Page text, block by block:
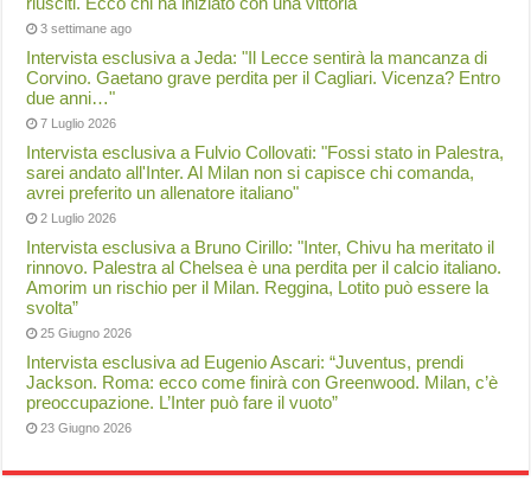
3 settimane ago
Intervista esclusiva a Jeda: "Il Lecce sentirà la mancanza di
Corvino. Gaetano grave perdita per il Cagliari. Vicenza? Entro
due anni…"
7 Luglio 2026
Intervista esclusiva a Fulvio Collovati: "Fossi stato in Palestra,
sarei andato all'Inter. Al Milan non si capisce chi comanda,
avrei preferito un allenatore italiano"
2 Luglio 2026
Intervista esclusiva a Bruno Cirillo: "Inter, Chivu ha meritato il
rinnovo. Palestra al Chelsea è una perdita per il calcio italiano.
Amorim un rischio per il Milan. Reggina, Lotito può essere la
svolta”
25 Giugno 2026
Intervista esclusiva ad Eugenio Ascari: “Juventus, prendi
Jackson. Roma: ecco come finirà con Greenwood. Milan, c’è
preoccupazione. L’Inter può fare il vuoto”
23 Giugno 2026